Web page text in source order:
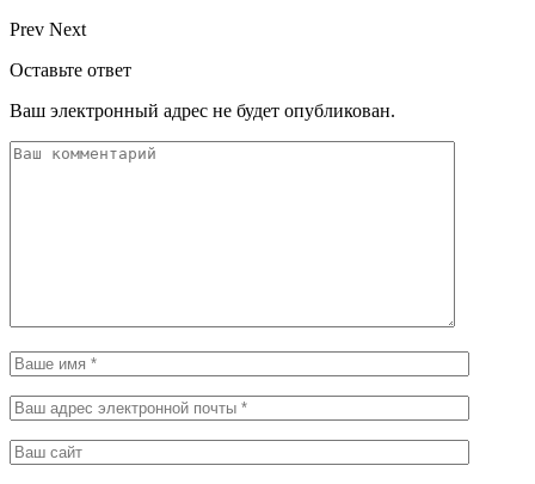
Prev Next
Оставьте ответ
Ваш электронный адрес не будет опубликован.